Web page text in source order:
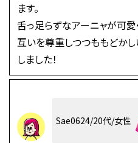
ます。
舌っ足らずなアーニャが可愛
互いを尊重しつつももどか
しました！
Sae0624/20代/女性